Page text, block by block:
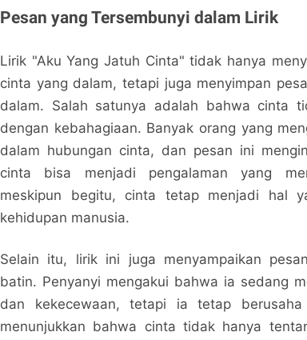
Pesan yang Tersembunyi dalam Lirik
Lirik "Aku Yang Jatuh Cinta" tidak hanya
cinta yang dalam, tetapi juga menyimpan
dalam. Salah satunya adalah bahwa cinta
dengan kebahagiaan. Banyak orang yang
dalam hubungan cinta, dan pesan ini
cinta bisa menjadi pengalaman yang
meskipun begitu, cinta tetap menjadi hal
kehidupan manusia.
Selain itu, lirik ini juga menyampaikan
batin. Penyanyi mengakui bahwa ia sedang
dan kekecewaan, tetapi ia tetap
menunjukkan bahwa cinta tidak hanya